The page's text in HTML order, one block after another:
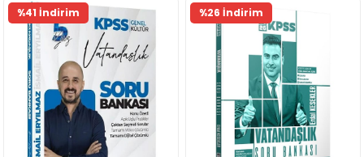
%41 İndirim %26 İndirim